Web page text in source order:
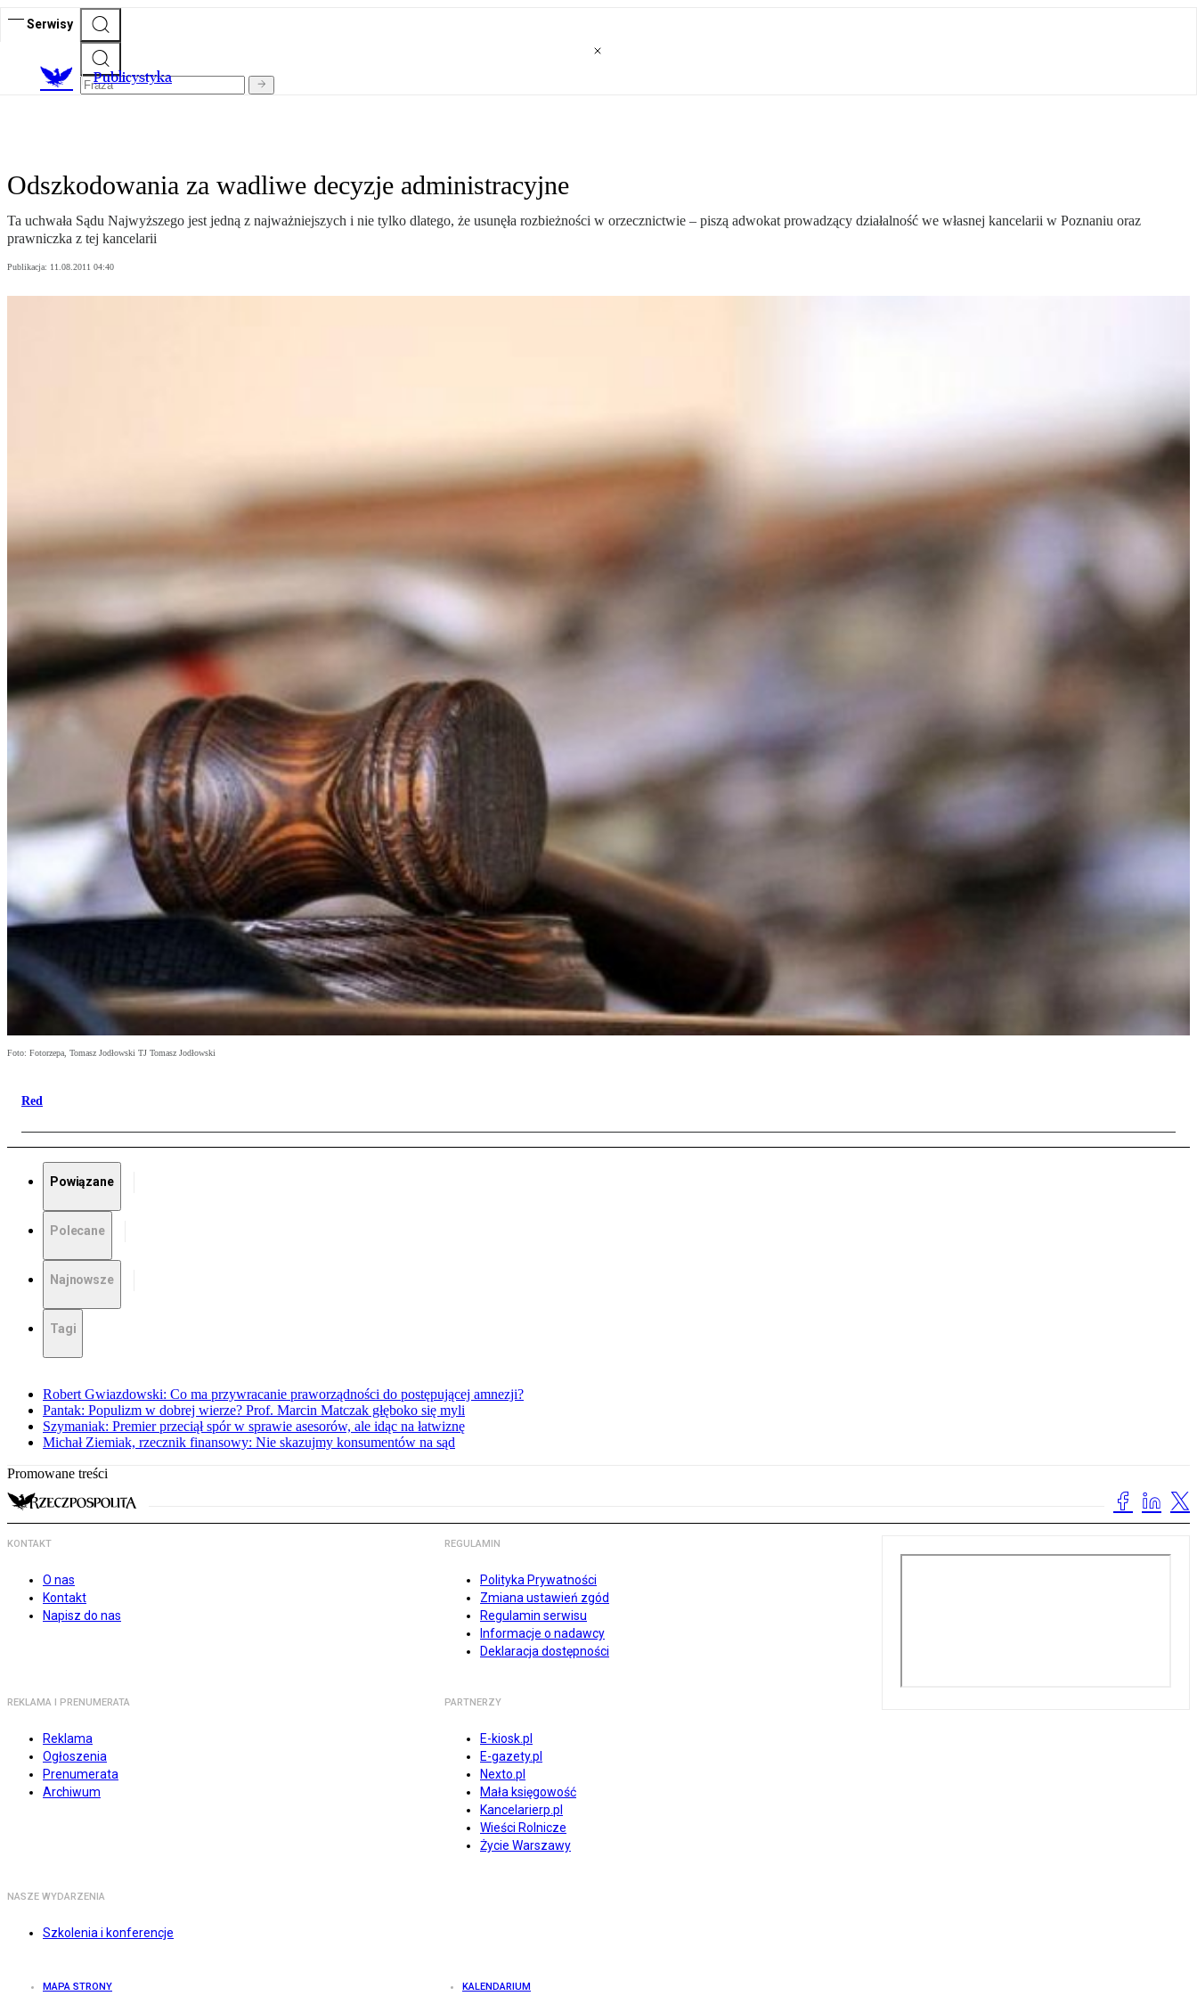
Serwisy
Publicystyka
Odszkodowania za wadliwe decyzje administracyjne
Ta uchwała Sądu Najwyższego jest jedną z najważniejszych i nie tylko dlatego, że usunęła rozbieżności w orzecznictwie – piszą adwokat prowadzący działalność we własnej kancelarii w Poznaniu oraz
prawniczka z tej kancelarii
Publikacja: 11.08.2011 04:40
Foto: Fotorzepa, Tomasz Jodłowski TJ Tomasz Jodłowski
Red
Powiązane
Polecane
Najnowsze
Tagi
Robert Gwiazdowski: Co ma przywracanie praworządności do postępującej amnezji?
Pantak: Populizm w dobrej wierze? Prof. Marcin Matczak głęboko się myli
Szymaniak: Premier przeciął spór w sprawie asesorów, ale idąc na łatwiznę
Michał Ziemiak, rzecznik finansowy: Nie skazujmy konsumentów na sąd
Promowane treści
KONTAKT
O nas
Kontakt
Napisz do nas
REGULAMIN
Polityka Prywatności
Zmiana ustawień zgód
Regulamin serwisu
Informacje o nadawcy
Deklaracja dostępności
REKLAMA I PRENUMERATA
Reklama
Ogłoszenia
Prenumerata
Archiwum
PARTNERZY
E-kiosk.pl
E-gazety.pl
Nexto.pl
Mała księgowość
Kancelarierp.pl
Wieści Rolnicze
Życie Warszawy
NASZE WYDARZENIA
Szkolenia i konferencje
MAPA STRONY KALENDARIUM